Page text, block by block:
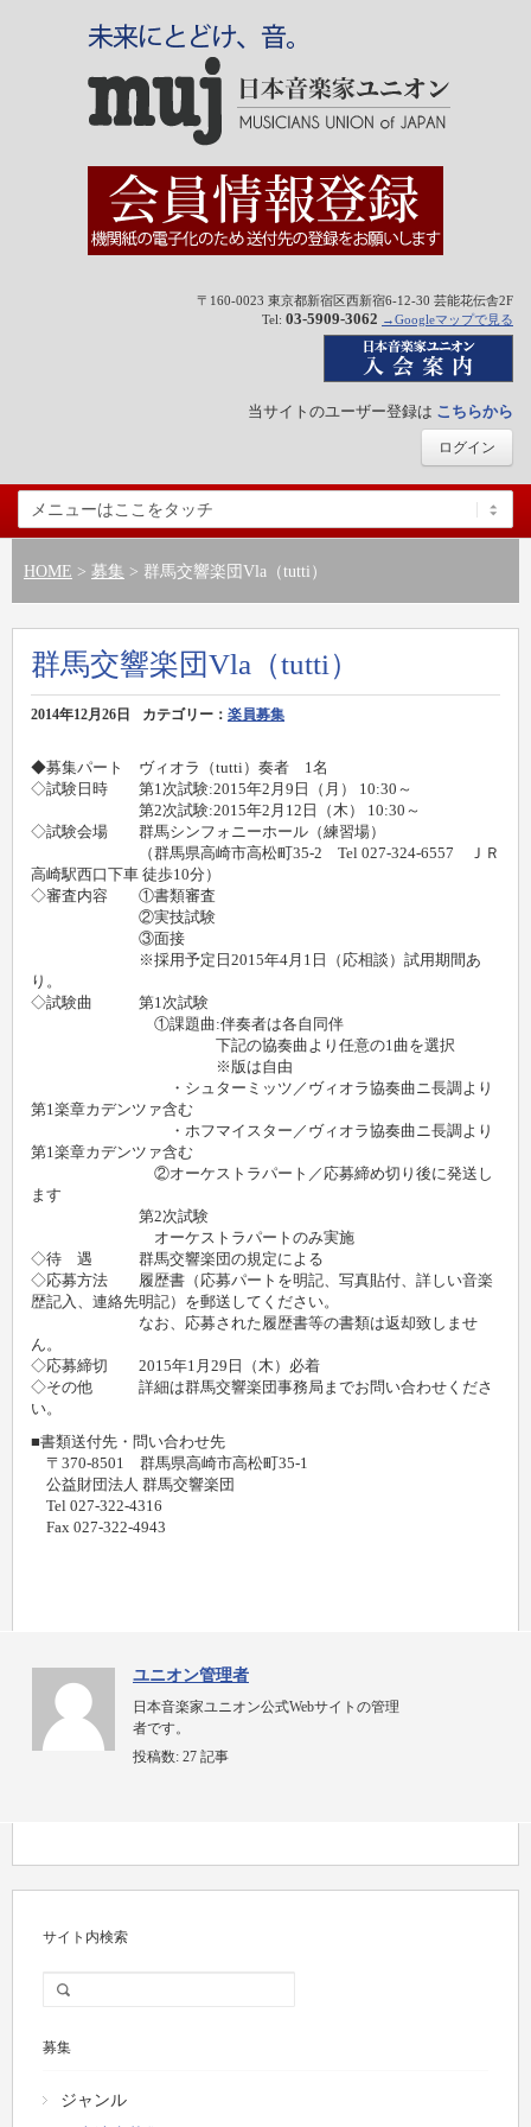
〒160-0023 東京都新宿区西新宿6-12-30 芸能花伝舎2F
Tel: 03-5909-3062 →Googleマップで見る
当サイトのユーザー登録は こちらから
ログイン
HOME > 募集 > 群馬交響楽団Vla（tutti）
群馬交響楽団Vla（tutti）
2014年12月26日 カテゴリー： 楽員募集
◆募集パート ヴィオラ（tutti）奏者 1名
◇試験日時 第1次試験:2015年2月9日（月） 10:30～
第2次試験:2015年2月12日（木） 10:30～
◇試験会場 群馬シンフォニーホール（練習場）
（群馬県高崎市高松町35-2 Tel 027-324-6557 ＪＲ
高崎駅西口下車 徒歩10分）
◇審査内容 ①書類審査
②実技試験
③面接
※採用予定日2015年4月1日（応相談）試用期間あ
り。
◇試験曲 第1次試験
①課題曲:伴奏者は各自同伴
下記の協奏曲より任意の1曲を選択
※版は自由
・シュターミッツ／ヴィオラ協奏曲ニ長調より
第1楽章カデンツァ含む
・ホフマイスター／ヴィオラ協奏曲ニ長調より
第1楽章カデンツァ含む
②オーケストラパート／応募締め切り後に発送し
ます
第2次試験
オーケストラパートのみ実施
◇待 遇 群馬交響楽団の規定による
◇応募方法 履歴書（応募パートを明記、写真貼付、詳しい音楽
歴記入、連絡先明記）を郵送してください。
なお、応募された履歴書等の書類は返却致しませ
ん。
◇応募締切 2015年1月29日（木）必着
◇その他 詳細は群馬交響楽団事務局までお問い合わせくださ
い。
■書類送付先・問い合わせ先
〒370-8501 群馬県高崎市高松町35-1
公益財団法人 群馬交響楽団
Tel 027-322-4316
Fax 027-322-4943
ユニオン管理者
日本音楽家ユニオン公式Webサイトの管理
者です。
投稿数: 27 記事
サイト内検索
募集
ジャンル